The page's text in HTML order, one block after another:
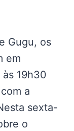
Gugu, os
em
19h30
a
sexta-
o